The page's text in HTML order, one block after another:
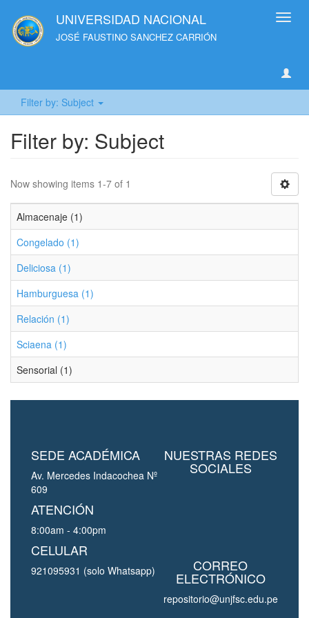
UNIVERSIDAD NACIONAL
JOSÉ FAUSTINO SANCHEZ CARRIÓN
Filter by: Subject
Filter by: Subject
Now showing items 1-7 of 1
Almacenaje (1)
Congelado (1)
Deliciosa (1)
Hamburguesa (1)
Relación (1)
Sciaena (1)
Sensorial (1)
SEDE ACADÉMICA
Av. Mercedes Indacochea Nº
609
ATENCIÓN
8:00am - 4:00pm
CELULAR
921095931 (solo Whatsapp)
NUESTRAS REDES
SOCIALES
CORREO
ELECTRÓNICO
repositorio@unjfsc.edu.pe